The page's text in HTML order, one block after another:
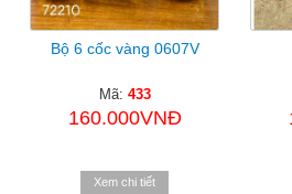
Bộ 6 cốc vàng 0607V
Mã: 433
160.000VNĐ
Xem chi tiết